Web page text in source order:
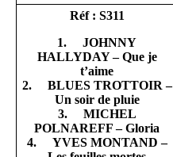
Réf : S311
1. JOHNNY
HALLYDAY – Que je
t’aime
2. BLUES TROTTOIR –
Un soir de pluie
3. MICHEL
POLNAREFF – Gloria
4. YVES MONTAND –